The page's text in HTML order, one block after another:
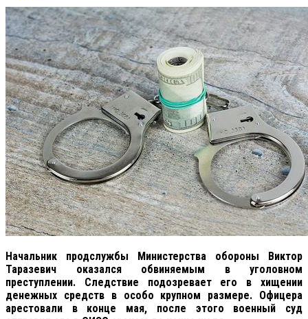
Начальник продслужбы Министерства обороны Виктор
Таразевич оказался обвиняемым в уголовном
преступлении. Следствие подозревает его в хищении
денежных средств в особо крупном размере. Офицера
арестовали в конце мая, после этого военный суд